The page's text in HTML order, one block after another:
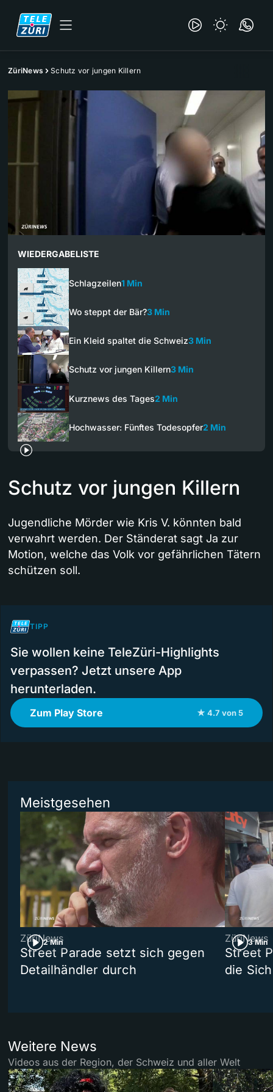
ZüriNews Schutz vor jungen Killern
WIEDERGABELISTE
Schlagzeilen1 Min
Wo steppt der Bär?3 Min
Ein Kleid spaltet die Schweiz3 Min
Schutz vor jungen Killern3 Min
Kurznews des Tages2 Min
Hochwasser: Fünftes Todesopfer2 Min
Schutz vor jungen Killern
Jugendliche Mörder wie Kris V. könnten bald
verwahrt werden. Der Ständerat sagt Ja zur
Motion, welche das Volk vor gefährlichen Tätern
schützen soll.
TIPP
Sie wollen keine TeleZüri-Highlights
verpassen? Jetzt unsere App
herunterladen.
Zum Play Store ★ 4.7 von 5
Meistgesehen
2 Min
ZüriNews
Street Parade setzt sich gegen
Detailhändler durch
3 Min
ZüriNews
Street
die
Weitere News
Videos aus der Region, der Schweiz und aller Welt